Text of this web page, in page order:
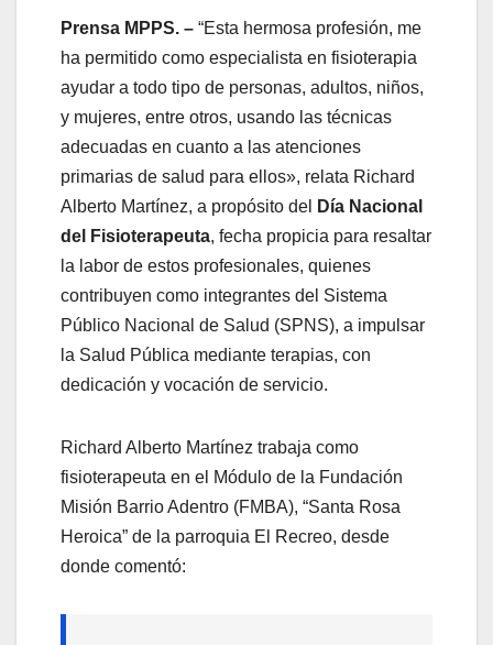
Prensa MPPS. – “Esta hermosa profesión, me
ha permitido como especialista en fisioterapia
ayudar a todo tipo de personas, adultos, niños,
y mujeres, entre otros, usando las técnicas
adecuadas en cuanto a las atenciones
primarias de salud para ellos», relata Richard
Alberto Martínez, a propósito del
Día Nacional
del Fisioterapeuta, fecha propicia para resaltar
la labor de estos profesionales, quienes
contribuyen como integrantes del Sistema
Público Nacional de Salud (SPNS), a impulsar
la Salud Pública mediante terapias, con
dedicación y vocación de servicio.
Richard Alberto Martínez trabaja como
fisioterapeuta en el Módulo de la Fundación
Misión Barrio Adentro (FMBA), “Santa Rosa
Heroica” de la parroquia El Recreo, desde
donde comentó: